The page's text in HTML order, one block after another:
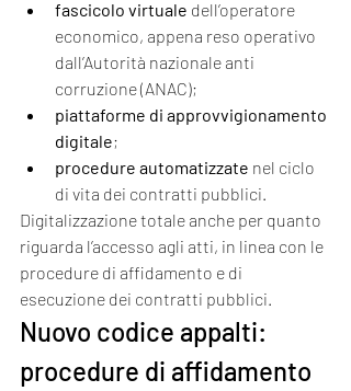
fascicolo virtuale dell’operatore
economico, appena reso operativo
dall’Autorità nazionale anti
corruzione (ANAC);
piattaforme di approvvigionamento
digitale;
procedure automatizzate nel ciclo
di vita dei contratti pubblici.
Digitalizzazione totale anche per quanto
riguarda l’accesso agli atti, in linea con le
procedure di affidamento e di
esecuzione dei contratti pubblici.
Nuovo codice appalti:
procedure di affidamento